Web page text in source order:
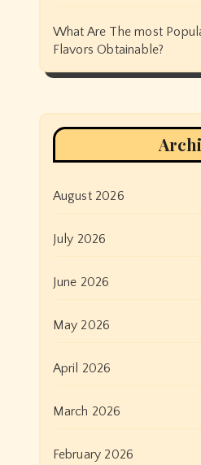
What Are The most
Flavors Obtainable?
August 2026
July 2026
June 2026
May 2026
April 2026
March 2026
February 2026